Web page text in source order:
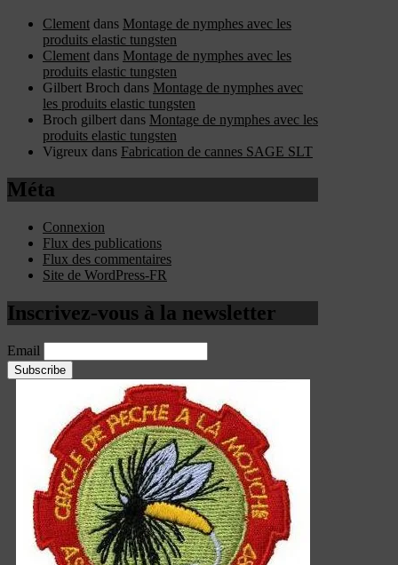
Clement dans Montage de nymphes avec les
produits elastic tungsten
Clement dans Montage de nymphes avec les
produits elastic tungsten
Gilbert Broch dans Montage de nymphes avec
les produits elastic tungsten
Broch gilbert dans Montage de nymphes avec les
produits elastic tungsten
Vigreux dans Fabrication de cannes SAGE SLT
Méta
Connexion
Flux des publications
Flux des commentaires
Site de WordPress-FR
Inscrivez-vous à la newsletter
Email